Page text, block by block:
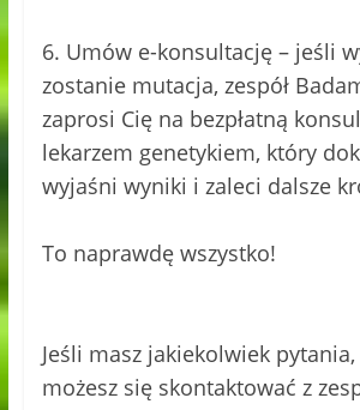
6️. Umów e-konsultację – jeśli
zostanie mutacja, zespół
zaprosi Cię na bezpłatną
lekarzem genetykiem, który
wyjaśni wyniki i zaleci dalsze
To naprawdę wszystko!
Jeśli masz jakiekolwiek pytania,
możesz się skontaktować z